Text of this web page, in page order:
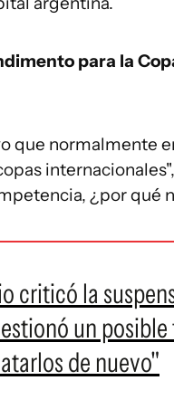
para la
que normalmente
¿por qué
criticó la
un
de nuevo"